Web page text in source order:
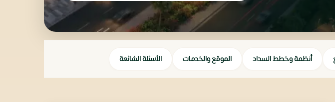
أنظمة وخطط السداد الموقع والخدمات الأسئلة الشائعة